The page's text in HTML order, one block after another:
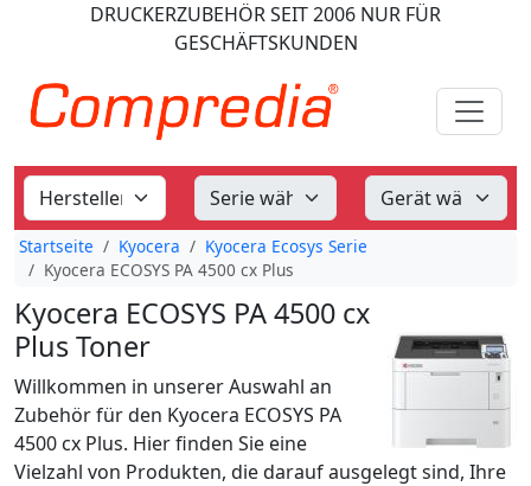
DRUCKERZUBEHÖRSEIT 2006 NUR FÜR
GESCHÄFTSKUNDEN
Startseite Kyocera
Kyocera Ecosys Serie
Kyocera ECOSYS PA 4500 cx Plus
Kyocera ECOSYS PA 4500 cx
Plus Toner
Willkommen in unserer Auswahl an
Zubehör für den Kyocera ECOSYS PA
4500 cx Plus. Hier finden Sie eine
Vielzahl von Produkten, die darauf ausgelegt sind, Ihre